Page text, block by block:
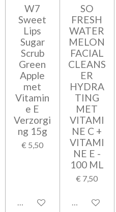
W7
Sweet
Lips
Sugar
Scrub
Green
Apple
met
Vitamin
e E
Verzorgi
ng 15g
€ 5,50
Bekijk details
SO
FRESH
WATER
MELON
FACIAL
CLEANS
ER
HYDRA
TING
MET
VITAMI
NE C +
VITAMI
NE E -
100 ML
€ 7,50
Bekijk details